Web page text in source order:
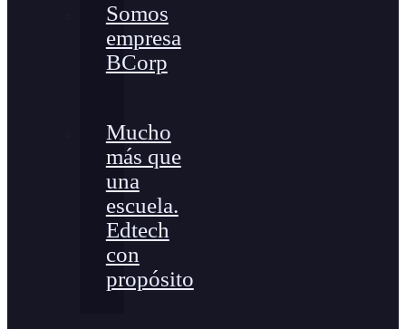
Somos
empresa
BCorp
Mucho
más que
una
escuela.
Edtech
con
propósito